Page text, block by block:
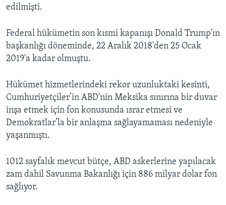
edilmişti.
Federal hükümetin son kısmi kapanışı Donald Trump'ın
başkanlığı döneminde, 22 Aralık 2018'den 25 Ocak
2019'a kadar olmuştu.
Hükümet hizmetlerindeki rekor uzunluktaki kesinti,
Cumhuriyetçiler’in ABD'nin Meksika sınırına bir duvar
inşa etmek için fon konusunda ısrar etmesi ve
Demokratlar’la bir anlaşma sağlayamaması nedeniyle
yaşanmıştı.
1012 sayfalık mevcut bütçe, ABD askerlerine yapılacak
zam dahil Savunma Bakanlığı için 886 milyar dolar fon
sağlıyor.